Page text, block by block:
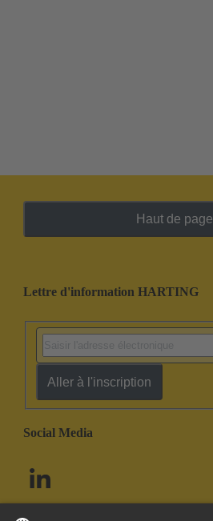
Haut de page
Lettre d'information HARTING
Aller à l'inscription
Social Media